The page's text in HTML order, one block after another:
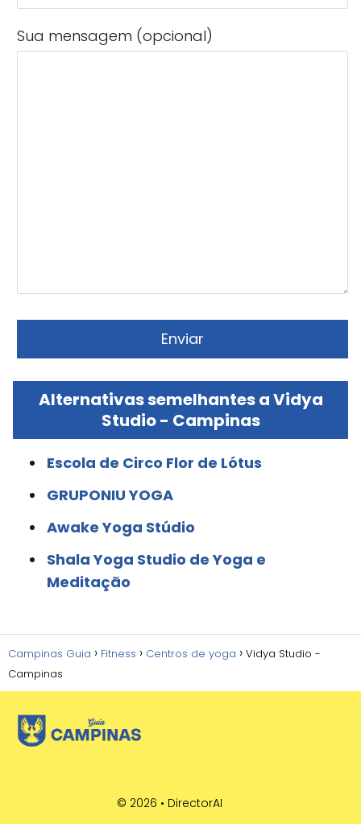
Sua mensagem (opcional)
Alternativas semelhantes a Vidya
Studio - Campinas
Escola de Circo Flor de Lótus
GRUPONIU YOGA
Awake Yoga Stúdio
Shala Yoga Studio de Yoga e
Meditação
Campinas Guia Fitness Centros de yoga
Vidya Studio -
Campinas
© 2026 • DirectorAI